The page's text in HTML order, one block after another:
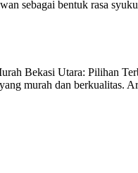
sebagai bentuk rasa
Bekasi Utara: Pilihan
murah dan berkualitas.